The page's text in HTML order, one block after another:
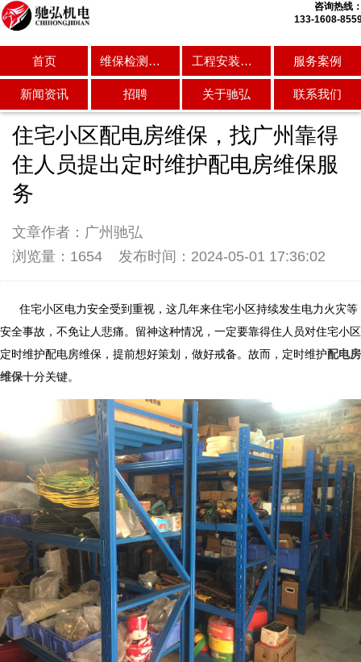
咨询热线
133-1608-
首页 维保检测服务 工程安装维修 服务案例
新闻资讯 招聘 关于驰弘 联系我们
公司动态 行业资讯 常见问题
住宅小区配电房维保，找广州靠得
住人员提出定时维护配电房维保服
务
文章作者：广州驰弘
浏览量：1654
发布时间：2024-05-01 17:36:02
住宅小区电力安全受到重视，这几年来住宅小区持续发生电力火灾等
安全事故，不免让人悲痛。留神这种情况，一定要靠得住人员对住宅小区
定时维护配电房维保，提前想好策划，做好戒备。故而，定时维护配电房
维保十分关键。